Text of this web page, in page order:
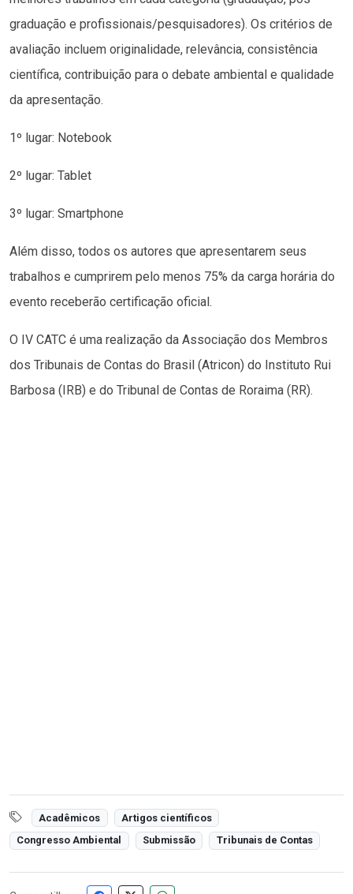
graduação e profissionais/pesquisadores). Os critérios de
avaliação incluem originalidade, relevância, consistência
científica, contribuição para o debate ambiental e qualidade
da apresentação.
1º lugar: Notebook
2º lugar: Tablet
3º lugar: Smartphone
Além disso, todos os autores que apresentarem seus
trabalhos e cumprirem pelo menos 75% da carga horária do
evento receberão certificação oficial.
O IV CATC é uma realização da Associação dos Membros
dos Tribunais de Contas do Brasil (Atricon) do Instituto Rui
Barbosa (IRB) e do Tribunal de Contas de Roraima (RR).
Acadêmicos
Artigos científicos
Congresso Ambiental
Submissão Tribunais de Contas